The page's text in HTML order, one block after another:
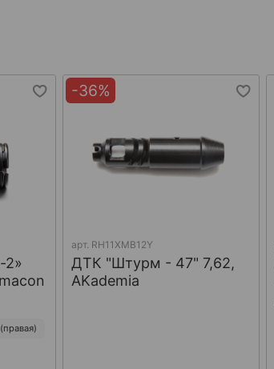
2»
-36%
арт. RH11XMB12Y
ДТК "Штурм - 47" 7,62,
AKademia